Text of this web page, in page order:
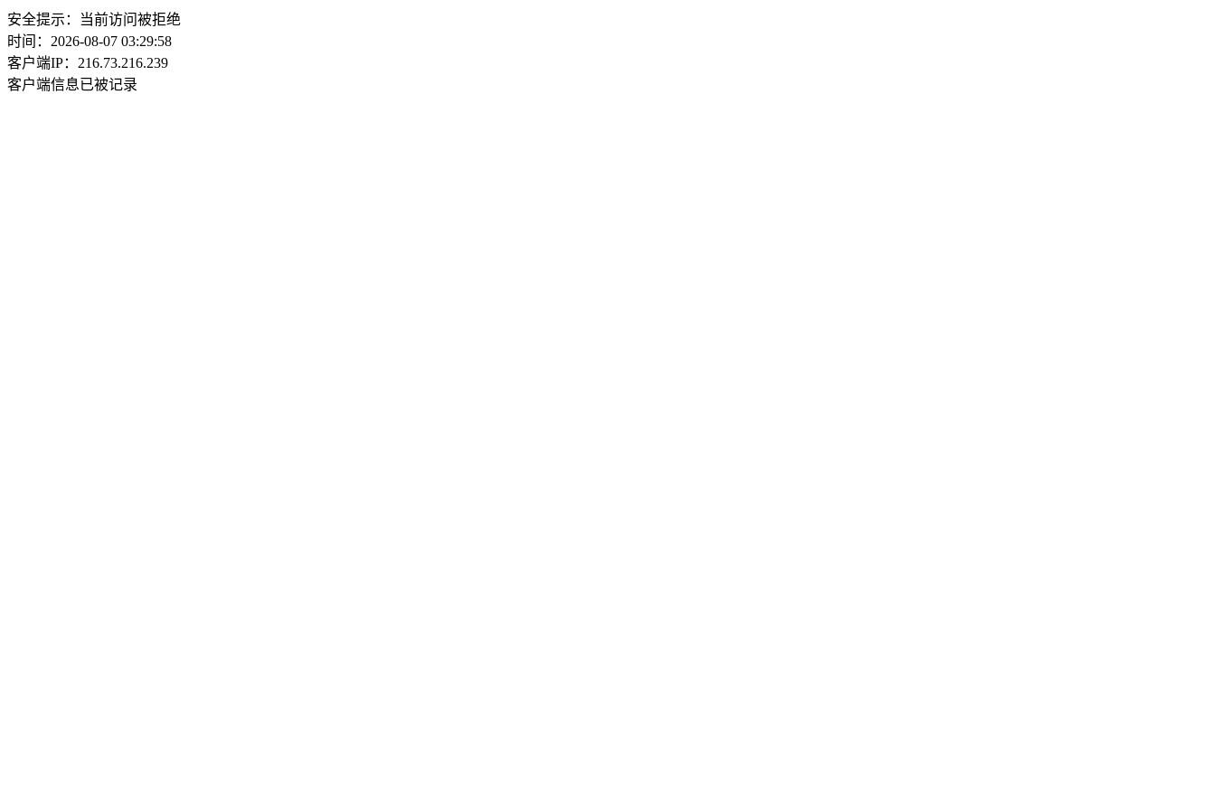
安全提示：当前访问被拒绝
时间：2026-08-07 03:29:58
客户端IP：216.73.216.239
客户端信息已被记录